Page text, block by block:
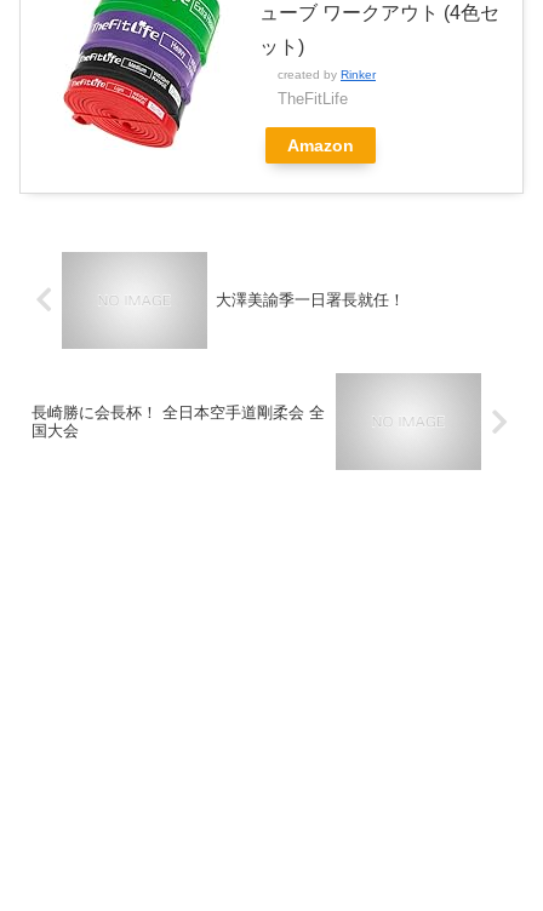
ューブ ワークアウト (4色セ
ット)
created by Rinker
TheFitLife
Amazon
大澤美諭季一日署長就任！
長崎勝に会長杯！ 全日本空手道剛柔会 全
国大会